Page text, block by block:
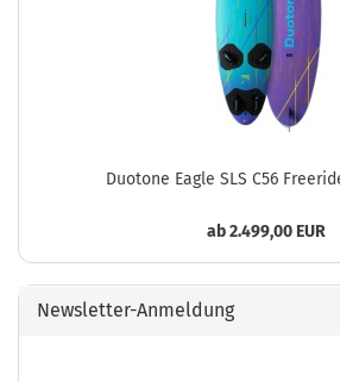
Duotone Eagle SLS C56
ab 2.499,00 EUR
Newsletter-Anmeldung